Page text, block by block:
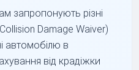
запропонують різні
Damage Waiver)
автомобілю в
від крадіжки